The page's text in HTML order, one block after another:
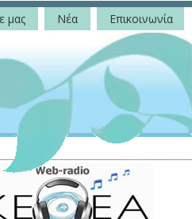
μας Νέα Επικοινωνία